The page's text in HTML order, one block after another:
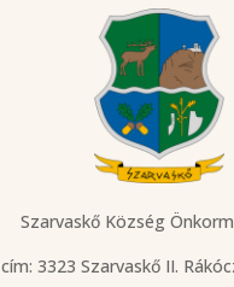
Szarvaskő Község
cím: 3323 Szarvaskő II.